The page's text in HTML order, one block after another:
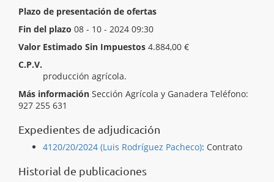
Plazo de presentación de ofertas
Inicio del plazo 02 - 10 - 2024 09:30
Fin del plazo 08 - 10 - 2024 09:30
Valor Estimado Sin Impuestos 4.884,00 €
C.P.V.
producción agrícola.
Más información Sección Agrícola y Ganadera Teléfono:
927 255 631
Expedientes de adjudicación
4120/20/2024 (Luis Rodríguez Pacheco): Contrato
Historial de publicaciones